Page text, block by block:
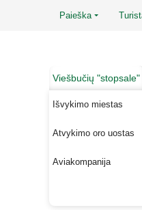
Paieška
Viešbučių "stopsale"
Išvykimo miestas
Atvykimo oro uostas
Aviakompanija